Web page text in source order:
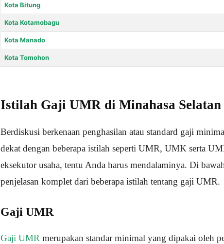
Kota Bitung
Kota Kotamobagu
Kota Manado
Kota Tomohon
Istilah Gaji UMR di Minahasa Selatan
Berdiskusi berkenaan penghasilan atau standard gaji
dekat dengan beberapa istilah seperti UMR, UMK serta
eksekutor usaha, tentu Anda harus mendalaminya. Di
penjelasan komplet dari beberapa istilah tentang gaji UMR.
Gaji UMR
Gaji UMR merupakan standar minimal yang dipakai oleh